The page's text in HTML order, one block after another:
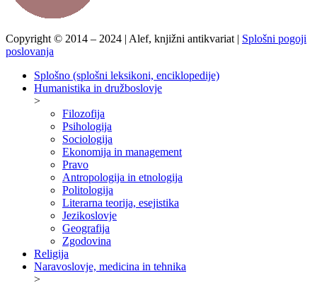
Copyright © 2014 – 2024 | Alef, knjižni antikvariat | Splošni pogoji
poslovanja
Splošno (splošni leksikoni, enciklopedije)
Humanistika in družboslovje
>
Filozofija
Psihologija
Sociologija
Ekonomija in management
Pravo
Antropologija in etnologija
Politologija
Literarna teorija, esejistika
Jezikoslovje
Geografija
Zgodovina
Religija
Naravoslovje, medicina in tehnika
>